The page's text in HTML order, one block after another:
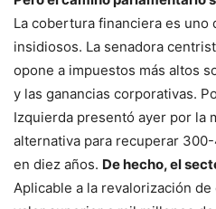
La cobertura financiera es uno
insidiosos. La senadora
opone a impuestos más altos
y las ganancias corporativas.
Izquierda presentó ayer por la
alternativa para recuperar
en diez años. De hecho, el
Aplicable a la revalorización